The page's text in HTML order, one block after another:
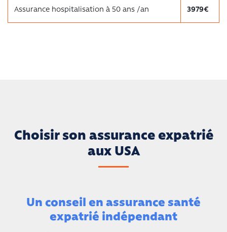
Assurance hospitalisation à 50 ans /an 3979€
Choisir son assurance expatrié
aux USA
Un conseil en assurance santé
expatrié indépendant